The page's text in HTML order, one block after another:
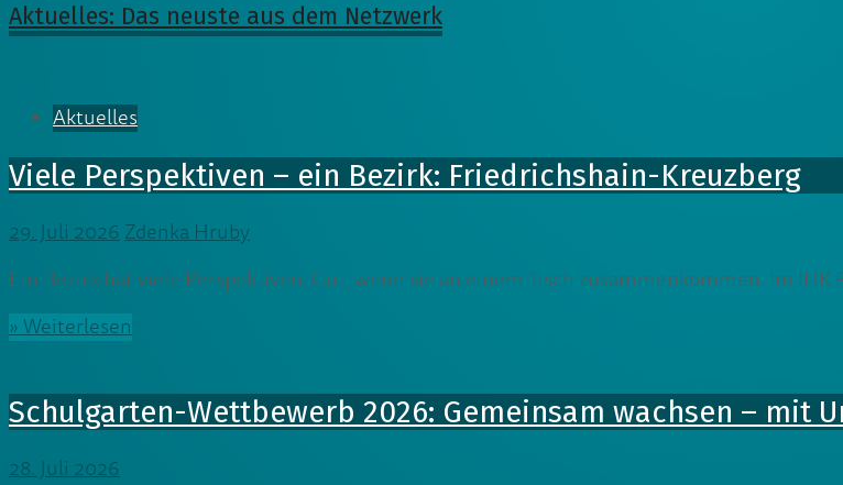
Aktuelles: Das neuste aus dem Netzwerk
Aktuelles
Viele Perspektiven – ein Bezirk: Friedrichshain-Kreuzberg
29. Juli 2026 Zdenka Hruby
Ein Bezirk hat viele Perspektiven. Gut, wenn sie an einem Tisch zusammenkommen. Im IHK
» Weiterlesen
Schulgarten-Wettbewerb 2026: Gemeinsam wachsen – mit
28. Juli 2026